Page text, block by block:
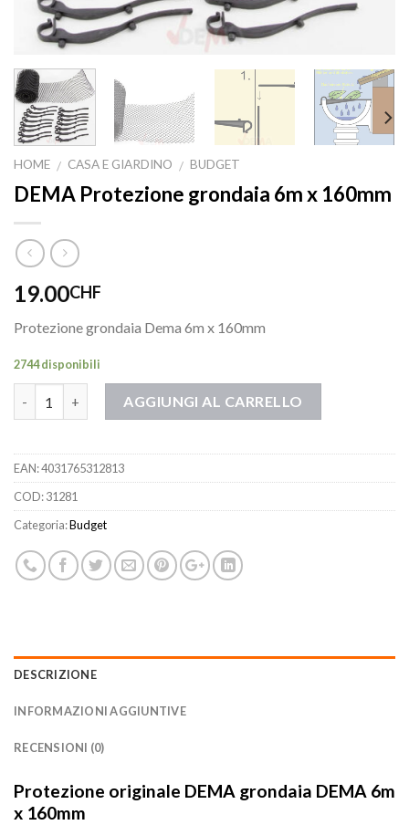
HOME / CASA E GIARDINO / BUDGET
DEMA Protezione grondaia 6m x 160mm
19.00CHF
Protezione grondaia Dema 6m x 160mm
2744 disponibili
AGGIUNGI AL CARRELLO
EAN:4031765312813
COD:31281
Categoria:Budget
DESCRIZIONE
INFORMAZIONI AGGIUNTIVE
RECENSIONI (0)
Protezione originale DEMA grondaia DEMA 6m
x 160mm